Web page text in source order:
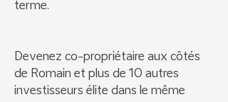
terme.
Devenez co-propriétaire aux côtés
de Romain et plus de 10 autres
investisseurs élite dans le même